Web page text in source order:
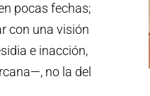
pocas fechas;
con una visión
e inacción,
no la del